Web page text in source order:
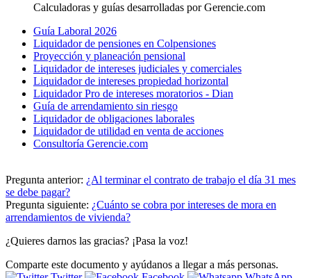
Calculadoras y guías desarrolladas por Gerencie.com
Guía Laboral 2026
Liquidador de pensiones en Colpensiones
Proyección y planeación pensional
Liquidador de intereses judiciales y comerciales
Liquidador de intereses propiedad horizontal
Liquidador Pro de intereses moratorios - Dian
Guía de arrendamiento sin riesgo
Liquidador de obligaciones laborales
Liquidador de utilidad en venta de acciones
Consultoría Gerencie.com
Pregunta anterior: ¿Al terminar el contrato de trabajo el día 31 mes
se debe pagar?
Pregunta siguiente: ¿Cuánto se cobra por intereses de mora en
arrendamientos de vivienda?
¿Quieres darnos las gracias? ¡Pasa la voz!
Comparte este documento y ayúdanos a llegar a más personas.